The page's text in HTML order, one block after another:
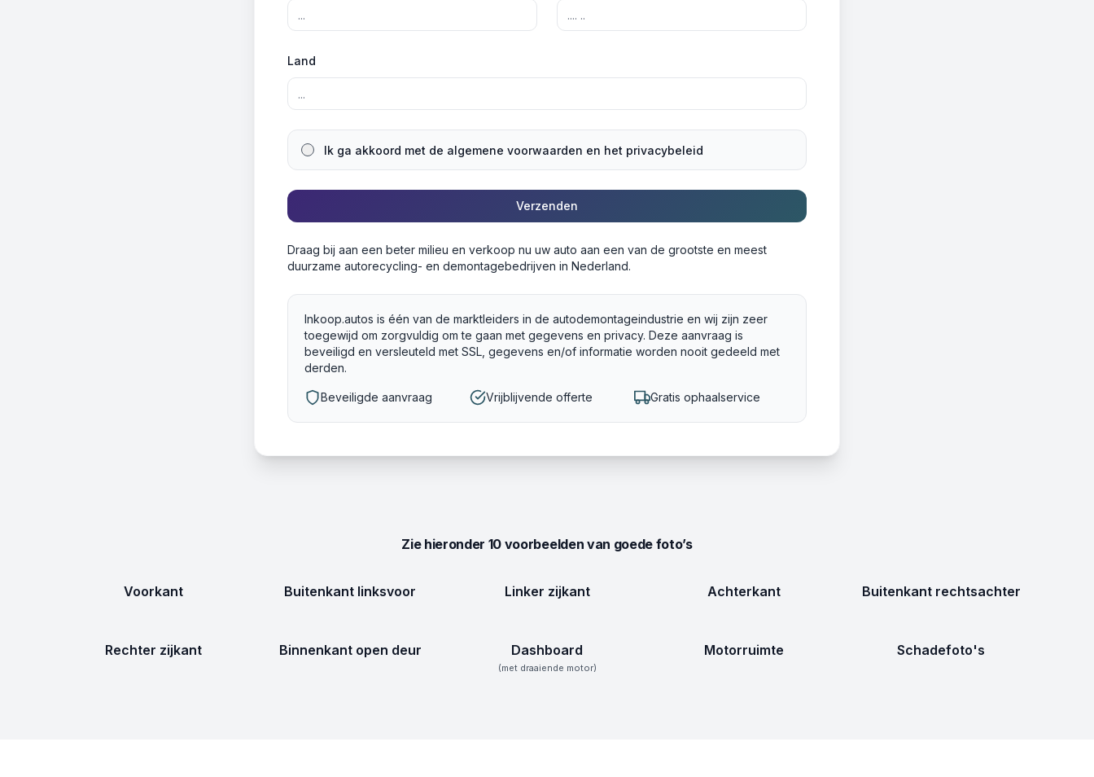
Land
Ik ga akkoord met de algemene voorwaarden en het privacybeleid
Verzenden
Draag bij aan een beter milieu en verkoop nu uw auto aan een van de grootste en meest
duurzame autorecycling- en demontagebedrijven in Nederland.
Inkoop.autos is één van de marktleiders in de autodemontageindustrie en wij zijn zeer
toegewijd om zorgvuldig om te gaan met gegevens en privacy. Deze aanvraag is
beveiligd en versleuteld met SSL, gegevens en/of informatie worden nooit gedeeld met
derden.
Beveiligde aanvraag Vrijblijvende offerte Gratis ophaalservice
Zie hieronder 10 voorbeelden van goede foto’s
Voorkant Buitenkant linksvoor Linker zijkant Achterkant Buitenkant rechtsachter
Rechter zijkant Binnenkant open deur Dashboard
(met draaiende motor)
Motorruimte Schadefoto's